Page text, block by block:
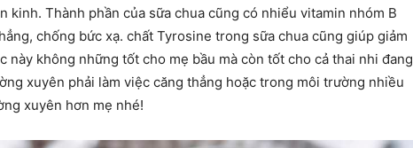
đầu
kinh. Thành phần của sữa chua cũng có nhiểu vitamin nhóm B
chống bức xạ. chất Tyrosine trong sữa chua cũng giúp giảm
này không những tốt cho mẹ bầu mà còn tốt cho cả thai nhi đang
xuyên phải làm việc căng thẳng hoặc trong môi trường nhiều
xuyên hơn mẹ nhé!